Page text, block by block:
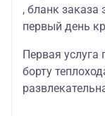
, бланк заказа
первый день
Первая
борту